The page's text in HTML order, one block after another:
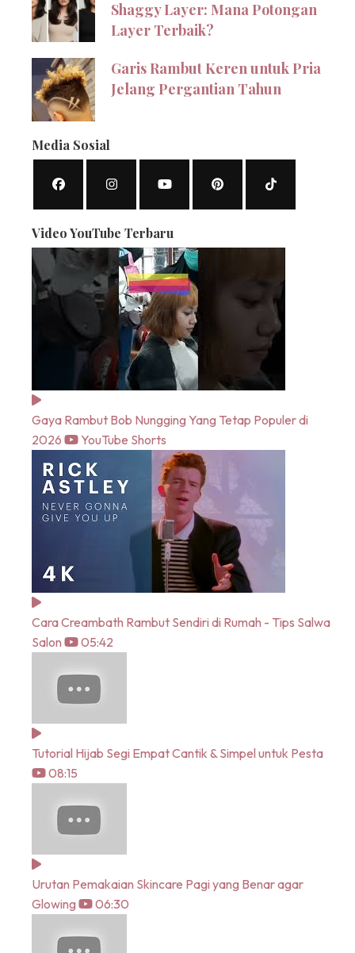
Shaggy Layer: Mana Potongan
Layer Terbaik?
Garis Rambut Keren untuk Pria
Jelang Pergantian Tahun
Media Sosial
Video YouTube Terbaru
Gaya Rambut Bob Nungging Yang Tetap Populer di
2026
YouTube Shorts
Cara Creambath Rambut Sendiri di Rumah - Tips Salwa
Salon
05:42
Tutorial Hijab Segi Empat Cantik & Simpel untuk Pesta
08:15
Urutan Pemakaian Skincare Pagi yang Benar agar
Glowing
06:30